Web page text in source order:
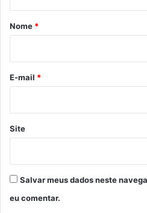
r
*
Nome *
E-mail *
Site
Salvar meus dados neste
eu comentar.